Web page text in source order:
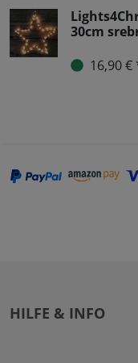
30cm
16,90 €
HILFE & INFO